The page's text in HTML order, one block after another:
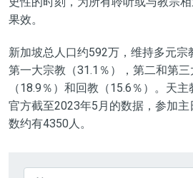
果效。
新加坡总人口约592万，维持多元宗
第一大宗教（31.1％），第二和第
（18.9％）和回教（15.6％）。天
官方截至2023年5月的数据，参加主
数约有4350人。